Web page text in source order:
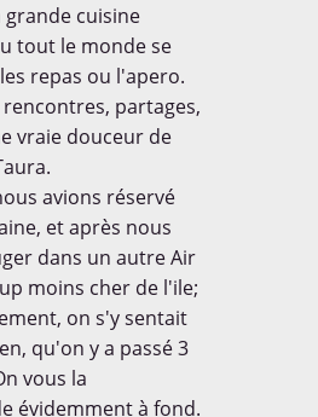
cuisine
tout le monde se
repas ou l'apero.
partages,
vraie douceur de
avions réservé
et après nous
dans un autre Air
moins cher de l'ile;
on s'y sentait
qu'on y a passé 3
vous la
évidemment à fond.